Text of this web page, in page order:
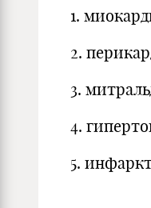
1.
2.
3.
4.
5.